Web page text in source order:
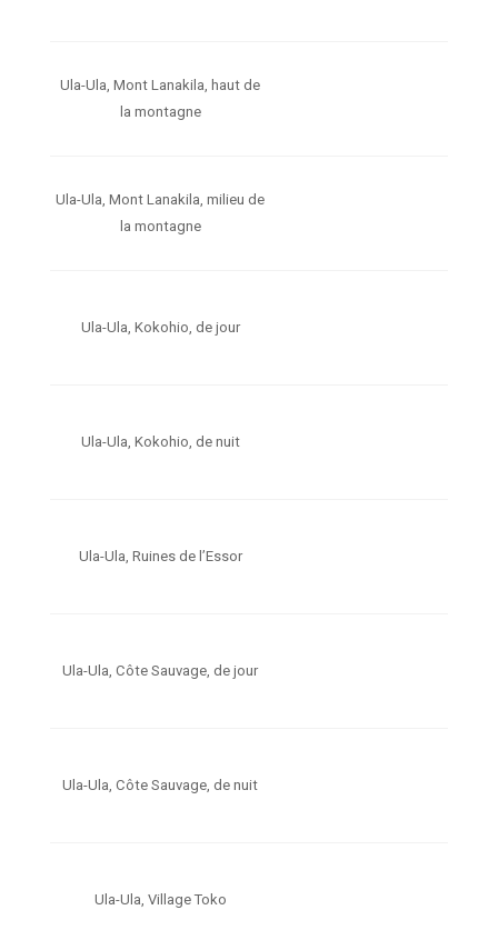
Ula-Ula, Mont Lanakila, haut de
la montagne
Ula-Ula, Mont Lanakila, milieu de
la montagne
Ula-Ula, Kokohio, de jour
Ula-Ula, Kokohio, de nuit
Ula-Ula, Ruines de l’Essor
Ula-Ula, Côte Sauvage, de jour
Ula-Ula, Côte Sauvage, de nuit
Ula-Ula, Village Toko